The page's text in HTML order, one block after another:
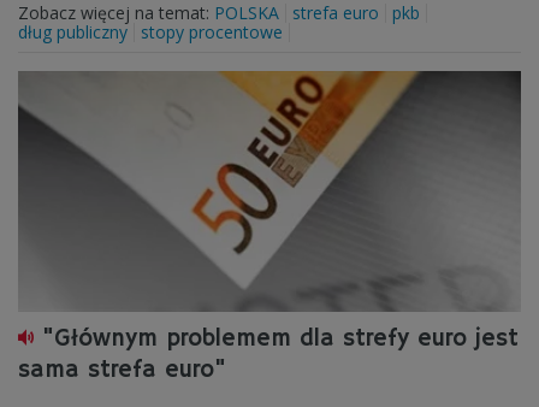
Zobacz więcej na temat: POLSKA strefa euro
pkb
dług publiczny
stopy procentowe
"Głównym problemem dla strefy euro jest
sama strefa euro"